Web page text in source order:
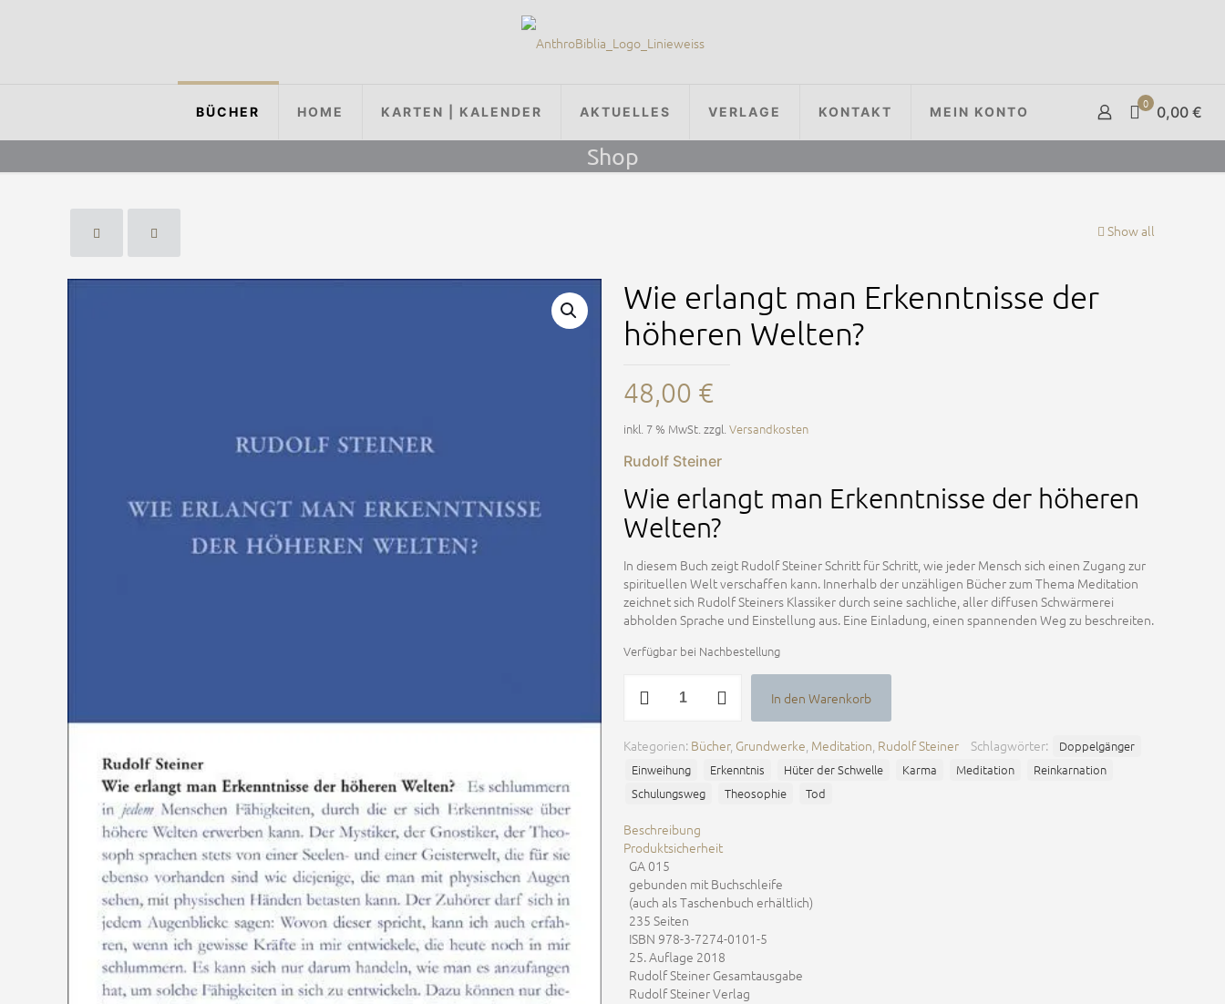
BÜCHER HOME KARTEN | KALENDER AKTUELLES VERLAGE KONTAKT MEIN KONTO
0 0,00 €
Shop
Show all
Wie erlangt man Erkenntnisse der
höheren Welten?
48,00 €
inkl. 7 % MwSt. zzgl. Versandkosten
Rudolf Steiner
Wie erlangt man Erkenntnisse der höheren
Welten?
In diesem Buch zeigt Rudolf Steiner Schritt für Schritt, wie jeder Mensch sich einen Zugang zur
spirituellen Welt verschaffen kann. Innerhalb der unzähligen Bücher zum Thema Meditation
zeichnet sich Rudolf Steiners Klassiker durch seine sachliche, aller diffusen Schwärmerei
abholden Sprache und Einstellung aus. Eine Einladung, einen spannenden Weg zu beschreiten.
Verfügbar bei Nachbestellung
erlangt
der
höheren
Welten?
In den Warenkorb
Alternative:
Kategorien: Bücher, Grundwerke, Meditation, Rudolf Steiner Schlagwörter:
Doppelgänger
Einweihung
Erkenntnis Hüter der Schwelle Karma Meditation
Reinkarnation
Schulungsweg
Theosophie Tod
Beschreibung
Produktsicherheit
GA 015
gebunden mit Buchschleife
(auch als Taschenbuch erhältlich)
235 Seiten
ISBN 978-3-7274-0101-5
25. Auflage 2018
Rudolf Steiner Gesamtausgabe
Rudolf Steiner Verlag